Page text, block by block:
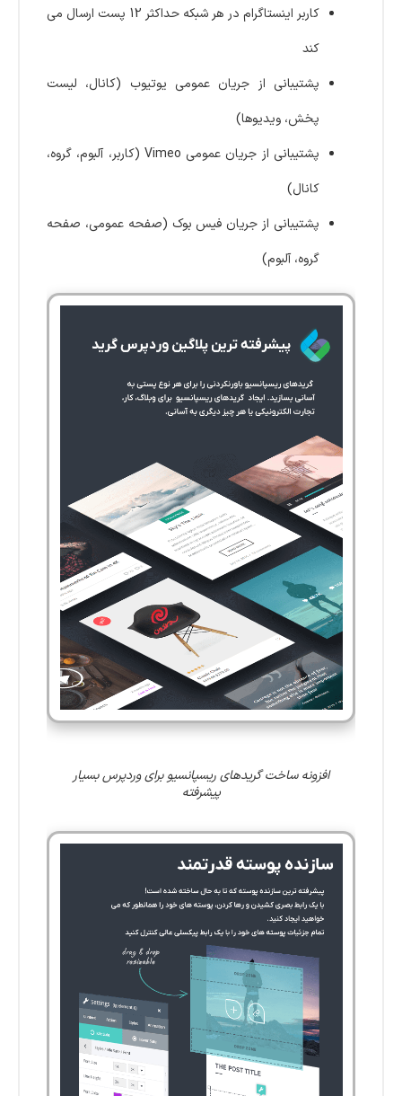
کاربر اینستاگرام در هر شبکه حداکثر 12 پست ارسال می
کند
پشتیبانی از جریان عمومی یوتیوب (کانال، لیست
پخش، ویدیوها)
پشتیبانی از جریان عمومی Vimeo (کاربر، آلبوم، گروه،
کانال)
پشتیبانی از جریان فیس بوک (صفحه عمومی، صفحه
گروه، آلبوم)
افزونه ساخت گریدهای ریسپانسیو برای وردپرس بسیار
پیشرفته